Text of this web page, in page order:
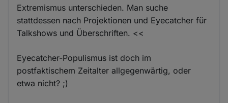
Extremismus unterschieden. Man suche
stattdessen nach Projektionen und Eyecatcher für
Talkshows und Überschriften. <<
Eyecatcher-Populismus ist doch im
postfaktischem Zeitalter allgegenwärtig, oder
etwa nicht? ;)